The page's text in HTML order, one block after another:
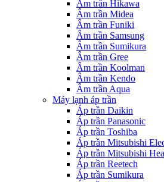
Âm trần Hikawa
Âm trần Midea
Âm trần Funiki
Âm trần Samsung
Âm trần Sumikura
Âm trần Gree
Âm trần Koolman
Âm trần Kendo
Âm trần Aqua
Máy lạnh áp trần
Áp trần Daikin
Áp trần Panasonic
Áp trần Toshiba
Áp trần Mitsubishi
Áp trần Mitsubishi
Áp trần Reetech
Áp trần Sumikura